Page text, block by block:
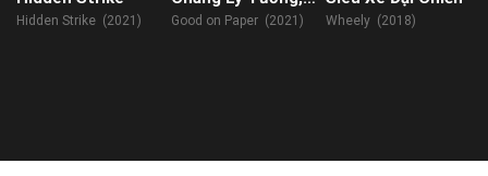
Hidden Strike (2021)
Trên Lý Thuyết
Good on Paper (2021) Wheely (2018)